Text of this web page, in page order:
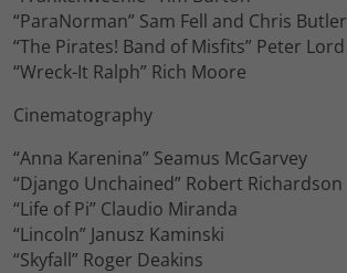
“ParaNorman” Sam Fell and Chris Butler
“The Pirates! Band of Misfits” Peter Lord
“Wreck-It Ralph” Rich Moore
Cinematography
“Anna Karenina” Seamus McGarvey
“Django Unchained” Robert Richardson
“Life of Pi” Claudio Miranda
“Lincoln” Janusz Kaminski
“Skyfall” Roger Deakins